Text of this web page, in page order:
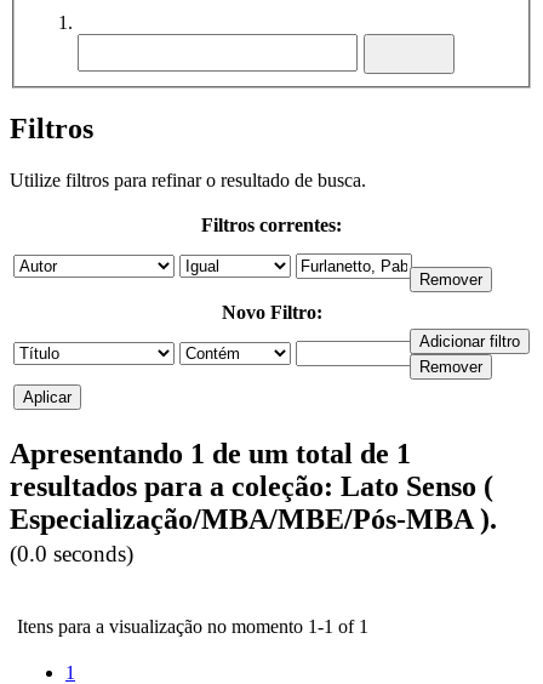
Filtros
Utilize filtros para refinar o resultado de busca.
Filtros correntes:
Novo Filtro:
Apresentando 1 de um total de 1
resultados para a coleção: Lato Senso (
Especialização/MBA/MBE/Pós-MBA ).
(0.0 seconds)
Itens para a visualização no momento 1-1 of 1
1